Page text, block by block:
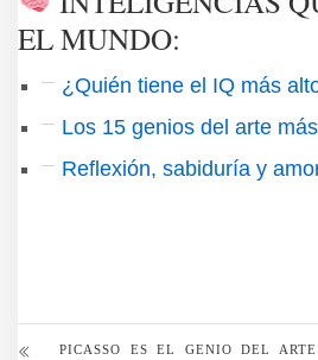
EL MUNDO:
¿Quién tiene el IQ más
Los 15 genios del arte
Reflexión, sabiduría y
PICASSO ES EL GENIO DEL ARTE